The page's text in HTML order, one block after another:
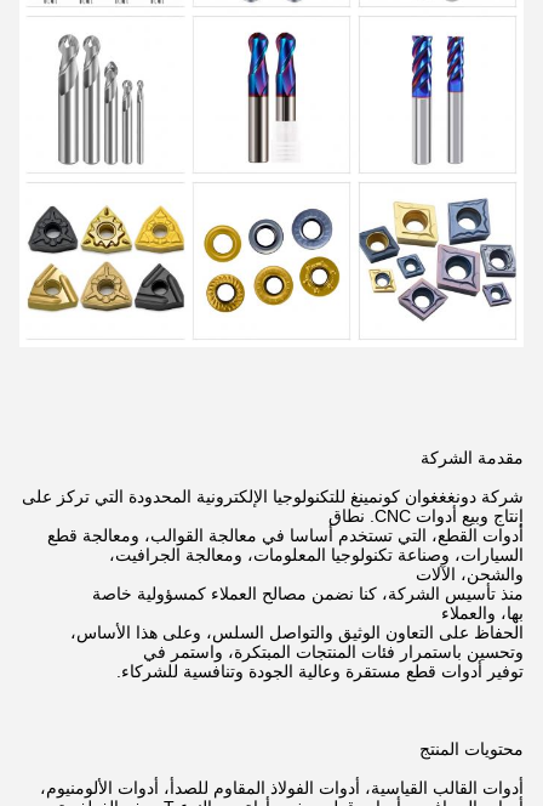
مقدمة الشركة
شركة دونغغغوان كونمينغ للتكنولوجيا الإلكترونية المحدودة التي تركز على
إنتاج وبيع أدوات CNC.
نطاق
أدوات القطع، التي تستخدم أساسا في معالجة القوالب، ومعالجة قطع
السيارات، وصناعة تكنولوجيا المعلومات، ومعالجة الجرافيت،
والشحن، الآلات
منذ تأسيس الشركة، كنا نضمن مصالح العملاء كمسؤولية خاصة
بها، والعملاء
الحفاظ على التعاون الوثيق والتواصل السلس، وعلى هذا الأساس،
وتحسين باستمرار فئات المنتجات المبتكرة، واستمر في
توفير أدوات قطع مستقرة وعالية الجودة وتنافسية للشركاء.
محتويات المنتج
أدوات القالب القياسية، أدوات الفولاذ المقاوم للصدأ، أدوات الألومنيوم،